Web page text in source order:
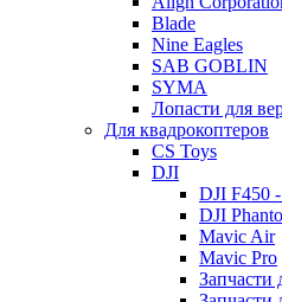
Blade
Nine Eagles
SAB GOBLIN
SYMA
Лопасти для
Для квадрокоптеров
CS Toys
DJI
DJI F450
DJI
Mavic Air
Mavic Pro
Запчасти